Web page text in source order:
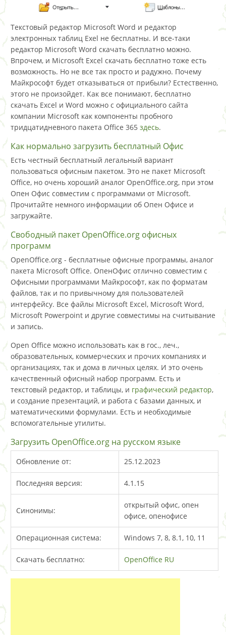
Текстовый редактор Microsoft Word и редактор
электронных таблиц Exel не бесплатны. И все-таки
редактор Microsoft Word скачать бесплатно можно.
Впрочем, и Microsoft Excel скачать бесплатно тоже есть
возможность. Но не все так просто и радужно. Почему
Майкрософт будет отказываться от прибыли? Естественно,
этого не произойдет. Как все понимают, бесплатно
скачать Excel и Word можно с официального сайта
компании Microsoft как компоненты пробного
тридцатидневного пакета Office 365 здесь.
Как нормально загрузить бесплатный Офис
Есть честный бесплатный легальный вариант
пользоваться офисным пакетом. Это не пакет Microsoft
Office, но очень хороший аналог OpenOffice.org, при этом
Опен Офис совместим с программами от Microsoft.
Прочитайте немного информации об Опен Офисе и
загружайте.
Свободный пакет OpenOffice.org офисных
программ
OpenOffice.org - бесплатные офисные программы, аналог
пакета Microsoft Office. ОпенОфис отлично совместим с
Офисными программами Майкрософт, как по форматам
файлов, так и по привычному для пользователей
интерфейсу. Все файлы Microsoft Excel, Microsoft Word,
Microsoft Powerpoint и другие совместимы на считывание
и запись.
Open Office можно использовать как в гос., леч.,
образовательных, коммерческих и прочих компаниях и
организациях, так и дома в личных целях. И это очень
качественный офисный набор программ. Есть и
текстовый редактор, и таблицы, и графический редактор,
и создание презентаций, и работа с базами данных, и
математическими формулами. Есть и необходимые
вспомогательные утилиты.
Загрузить OpenOffice.org на русском языке
Обновление от: 25.12.2023
Последняя версия: 4.1.15
Синонимы:
открытый офис, опен
офисе, опенофисе
Операционная система: Windows 7, 8, 8.1, 10, 11
Скачать бесплатно: OpenOffice RU